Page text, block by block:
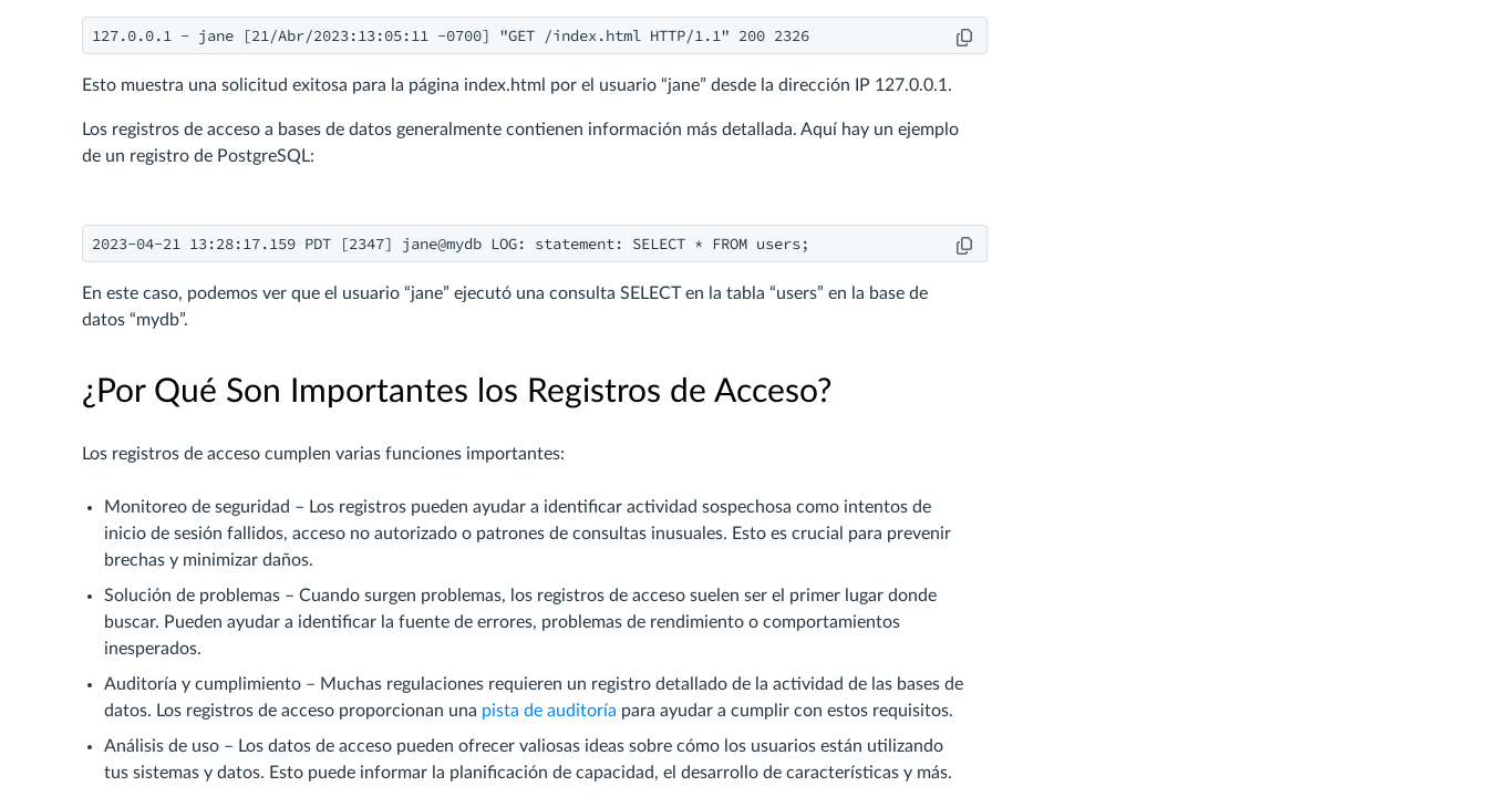
127.0.0.1 - jane [21/Abr/2023:13:05:11 -0700] "GET /index.html HTTP/1.1" 200 2326
Esto muestra una solicitud exitosa para la página index.html por el usuario “jane” desde la dirección IP 127.0.0.1.
Los registros de acceso a bases de datos generalmente contienen información más detallada. Aquí hay un ejemplo
de un registro de PostgreSQL:
2023-04-21 13:28:17.159 PDT [2347] jane@mydb LOG: statement: SELECT * FROM users;
En este caso, podemos ver que el usuario “jane” ejecutó una consulta SELECT en la tabla “users” en la base de
datos “mydb”.
¿Por Qué Son Importantes los Registros de Acceso?
Los registros de acceso cumplen varias funciones importantes:
Monitoreo de seguridad – Los registros pueden ayudar a identificar actividad sospechosa como intentos de
inicio de sesión fallidos, acceso no autorizado o patrones de consultas inusuales. Esto es crucial para prevenir
brechas y minimizar daños.
Solución de problemas – Cuando surgen problemas, los registros de acceso suelen ser el primer lugar donde
buscar. Pueden ayudar a identificar la fuente de errores, problemas de rendimiento o comportamientos
inesperados.
Auditoría y cumplimiento – Muchas regulaciones requieren un registro detallado de la actividad de las bases de
datos. Los registros de acceso proporcionan una pista de auditoría para ayudar a cumplir con estos requisitos.
Análisis de uso – Los datos de acceso pueden ofrecer valiosas ideas sobre cómo los usuarios están utilizando
tus sistemas y datos. Esto puede informar la planificación de capacidad, el desarrollo de características y más.